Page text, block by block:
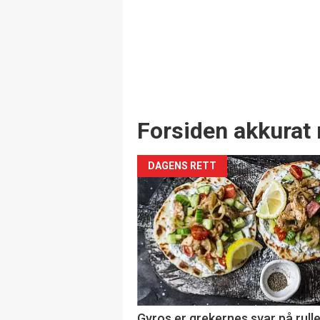
Forsiden akkurat
DAGENS RETT